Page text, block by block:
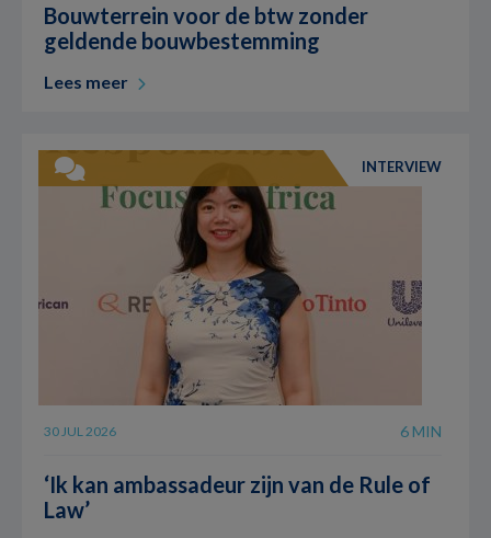
Bouwterrein voor de btw zonder
geldende bouwbestemming
Lees meer
INTERVIEW
30 JUL 2026 6 MIN
‘Ik kan ambassadeur zijn van de Rule of
Law’